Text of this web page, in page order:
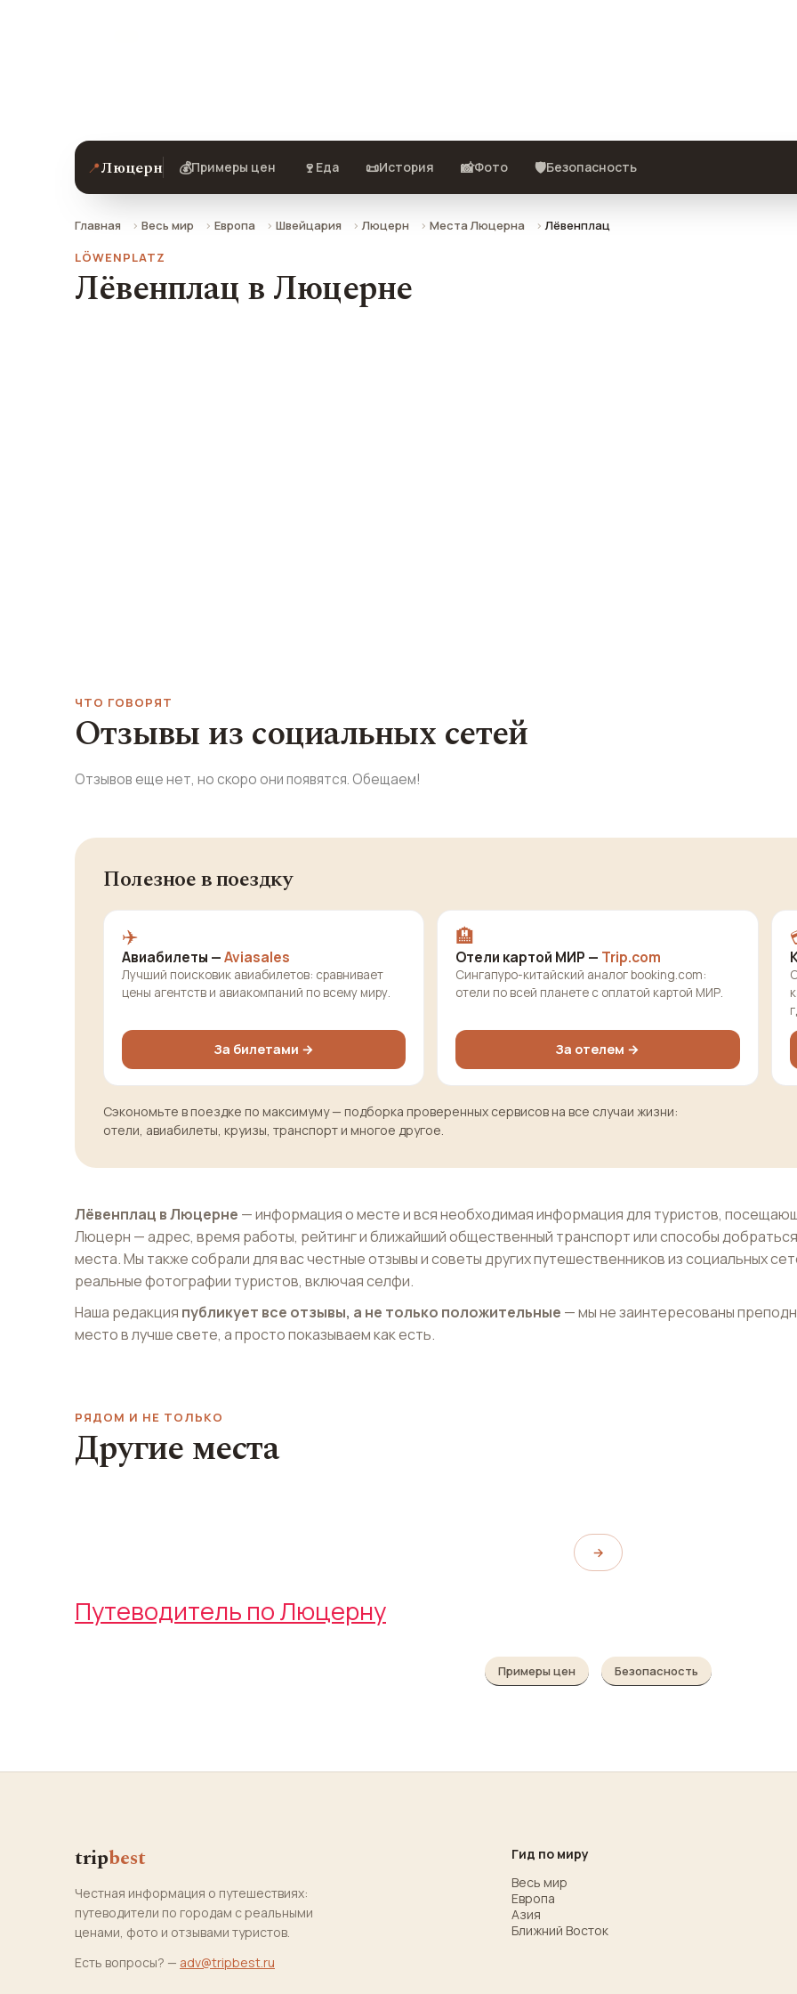
📍Люцерн 💰Примеры цен 🍷 Еда 📜История 📸Фото 🛡️Безопасность
Главная Весь мир Европа Швейцария Люцерн Места Люцерна
Лёвенплац
LÖWENPLATZ
Лёвенплац в Люцерне
ЧТО ГОВОРЯТ
Отзывы из социальных сетей
Отзывов еще нет, но скоро они появятся. Обещаем!
Полезное в поездку
✈️
Авиабилеты —Aviasales
Лучший поисковик авиабилетов: сравнивает
цены агентств и авиакомпаний по всему миру.
За билетами →
🏨
Отели картой МИР — Trip.com
Сингапуро-китайский аналог booking.com:
отели по всей планете с оплатой картой МИР.
За отелем →
Сэкономьте в поездке по максимуму — подборка проверенных сервисов на все случаи жизни:
отели, авиабилеты, круизы, транспорт и многое другое.
Лёвенплац в Люцерне — информация о месте и вся необходимая информация для туристов,
Люцерн — адрес, время работы, рейтинг и ближайший общественный транспорт или способы
места. Мы также собрали для вас честные отзывы и советы других путешественников из социальных
реальные фотографии туристов, включая селфи.
Наша редакция публикует все отзывы, а не только положительные — мы не заинтересованы
место в лучше свете, а просто показываем как есть.
РЯДОМ И НЕ ТОЛЬКО
Другие места
Швейцарский музей
транспорта
→
Путеводитель по Люцерну
Примеры цен Безопасность
tripbest
Честная информация о путешествиях:
путеводители по городам с реальными
ценами, фото и отзывами туристов.
Есть вопросы? — adv@tripbest.ru
Гид по миру
Весь мир
Европа
Азия
Ближний Восток